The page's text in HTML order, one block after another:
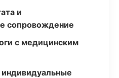
и
сопровождение
с медицинским